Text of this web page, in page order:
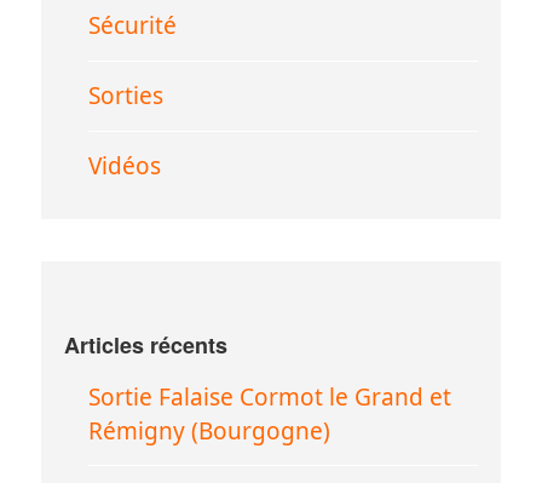
Sécurité
Sorties
Vidéos
Articles récents
Sortie Falaise Cormot le Grand et
Rémigny (Bourgogne)